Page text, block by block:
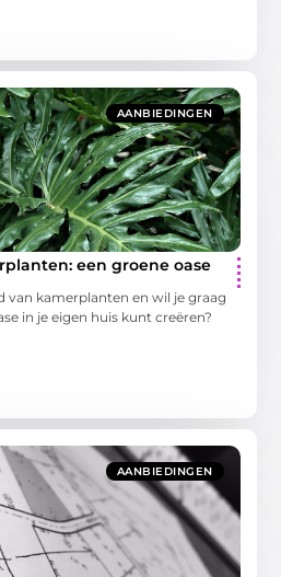
AANBIEDINGEN
een groene oase
van kamerplanten en wil je graag
in je eigen huis kunt creëren?
AANBIEDINGEN